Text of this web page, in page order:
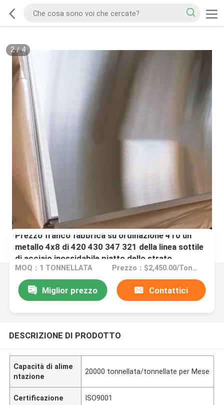
2/4
Prezzo franco fabbrica su ordinazione 410 un
metallo 4x8 di 420 430 347 321 della linea sottile
di acciaio inossidabile piatto dello strato
MOQ：1 TONNELLATA Prezzo：$2,450.00/Tons 10-999 Tons
Miglior prezzo Contattici
DESCRIZIONE DI PRODOTTO
Capacità di alime
ntazione
20000 tonnellata/tonnellate per Mese
Certificazione ISO9001